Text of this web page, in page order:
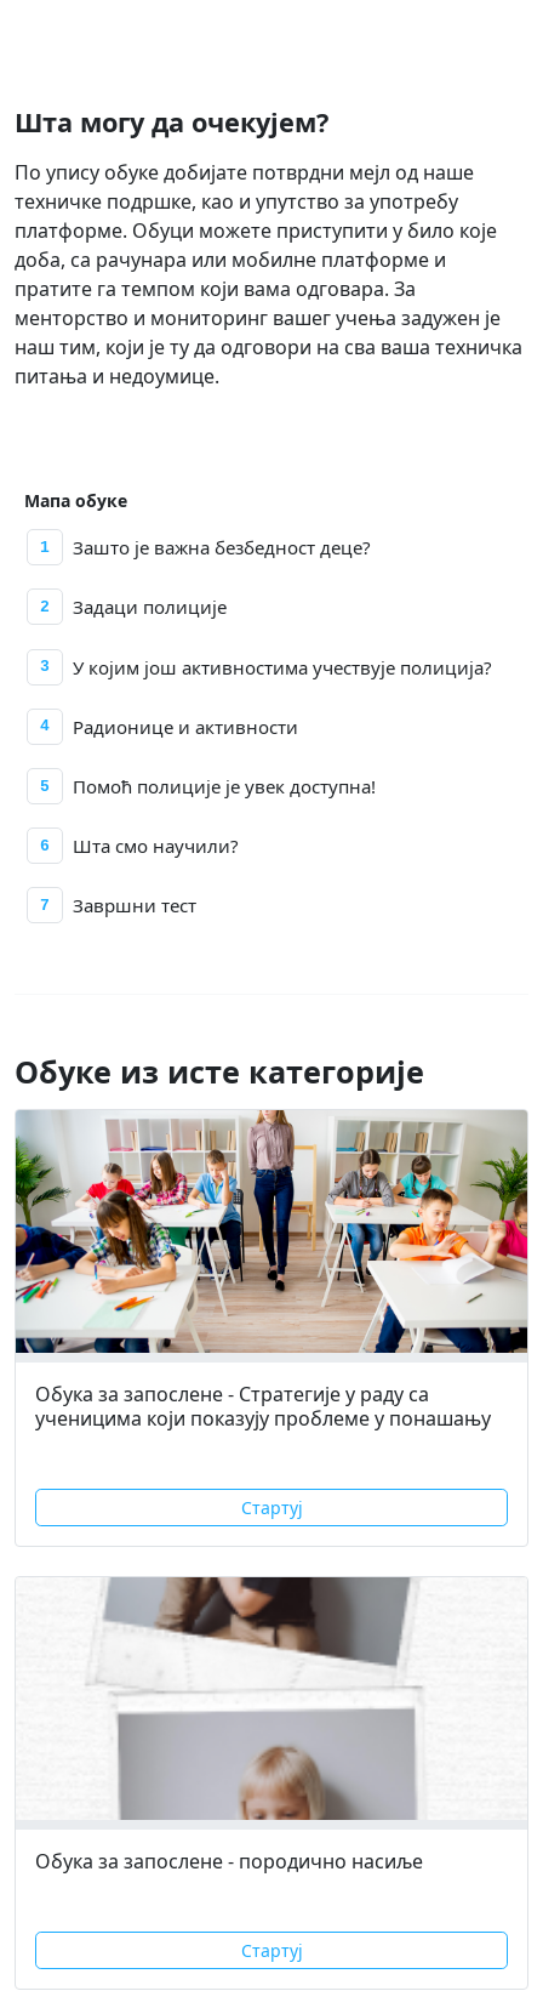
Шта могу да очекујем?
По упису обуке добијате потврдни мејл од наше
техничке подршке, као и упутство за употребу
платформе. Обуци можете приступити у било које
доба, са рачунара или мобилне платформе и
пратите га темпом који вама одговара. За
менторство и мониторинг вашег учења задужен је
наш тим, који је ту да одговори на сва ваша техничка
питања и недоумице.
Мапа обуке
1 Зашто је важна безбедност деце?
2 Задаци полиције
3 У којим још активностима учествује полиција?
4 Радионице и активности
5 Помоћ полиције је увек доступна!
6 Шта смо научили?
7 Завршни тест
Обуке из исте категорије
Обука за запослене - Стратегије у раду са
ученицима који показују проблеме у понашању
Стартуј
Обука за запослене - породично насиље
Стартуј